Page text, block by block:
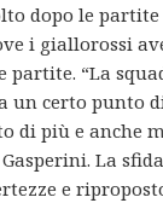
dopo le partite
i giallorossi
partite. “La
un certo punto
di più e anche
La
e